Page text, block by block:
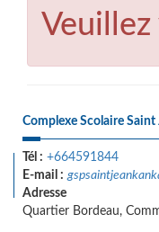
Complexe Scolaire Saint
Tél : +664591844
E-mail :
Adresse
Quartier Bordeau,